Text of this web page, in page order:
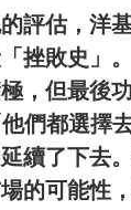
評估，洋
挫敗史」
，但最後
他們都選擇
續了下去
的可能性